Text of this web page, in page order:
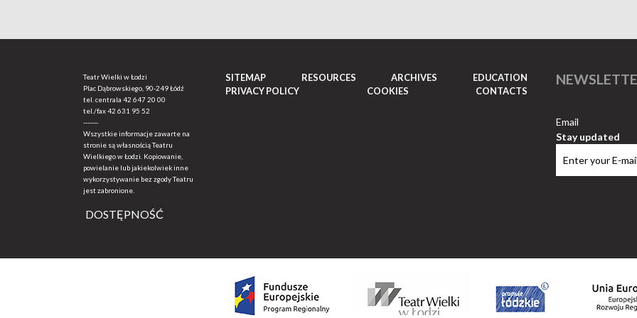
Teatr Wielki w Łodzi
Plac Dąbrowskiego, 90-249 Łódź
tel. centrala 42 647 20 00
tel./fax42 631 95 52
-------
Wszystkie informacje zawarte na
stronie są własnością Teatru
Wielkiego w Łodzi. Kopiowanie,
powielanie lub jakiekolwiek inne
wykorzystywanie bez zgody Teatru
jest zabronione.
DOSTĘPNOŚĆ
SITEMAP RESOURCES ARCHIVES
EDUCATION
PRIVACY POLICY
COOKIES CONTACTS
Email
Stay updated